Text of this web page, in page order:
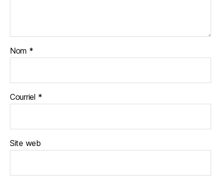
Nom *
Courriel *
Site web